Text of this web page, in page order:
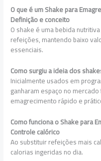
O que é um Shake para
Definição e conceito
O shake é uma bebida
refeições, mantendo baixo
essenciais.
Como surgiu a ideia dos
Inicialmente usados em
ganharam espaço no
emagrecimento rápido e
Como funciona o Shake para
Controle calórico
Ao substituir refeições mais
calorias ingeridas no dia.